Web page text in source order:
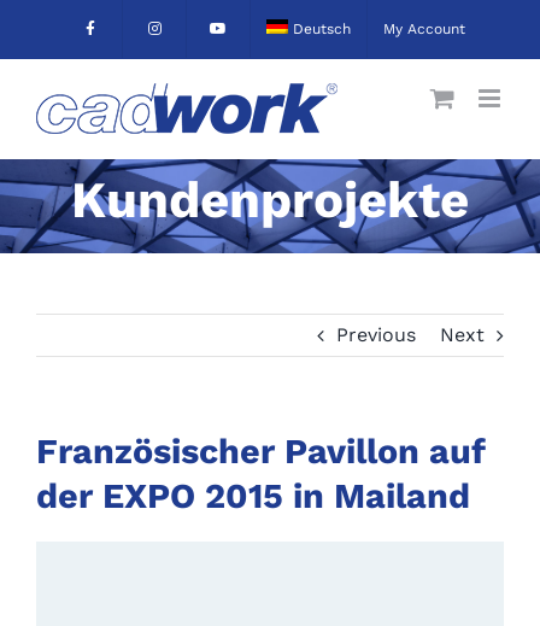
Deutsch My Account
Kundenprojekte
Previous Next
Französischer Pavillon auf
der EXPO 2015 in Mailand